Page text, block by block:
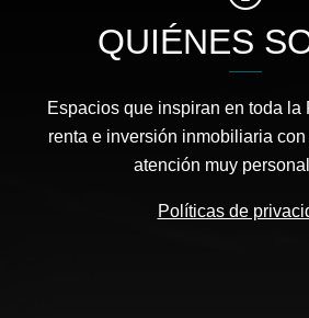
QUIÉNES
Espacios que inspiran en toda la
renta e inversión inmobiliaria
atención muy
Políticas de